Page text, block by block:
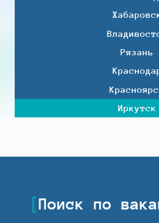
Рязань
Иркутск
Поиск по